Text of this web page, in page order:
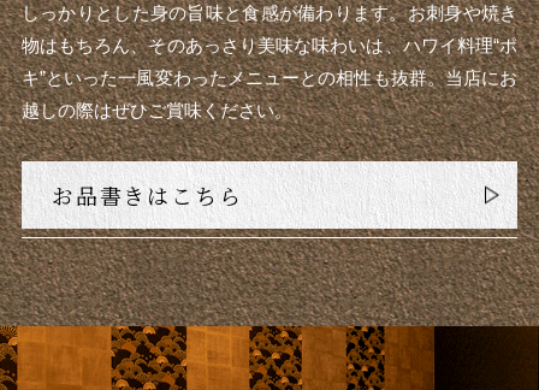
しっかりとした身の旨味と食感が備わります。お刺身や焼き
物はもちろん、そのあっさり美味な味わいは、ハワイ料理“ポ
キ”といった一風変わったメニューとの相性も抜群。当店にお
越しの際はぜひご賞味ください。
お品書きはこちら